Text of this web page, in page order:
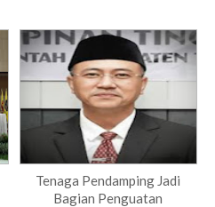
Tenaga Pendamping Jadi
Bagian Penguatan